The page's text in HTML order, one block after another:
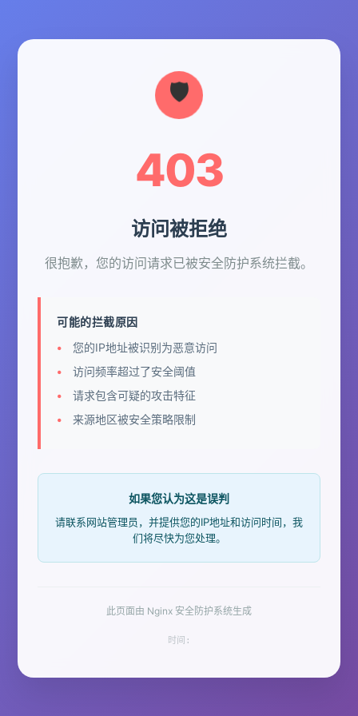
403
访问被拒绝
很抱歉，您的访问请求已被安全防护系统拦截。
可能的拦截原因
您的IP地址被识别为恶意访问
访问频率超过了安全阈值
请求包含可疑的攻击特征
来源地区被安全策略限制
如果您认为这是误判
请联系网站管理员，并提供您的IP地址和访问时间，我
们将尽快为您处理。
此页面由 Nginx 安全防护系统生成
时间: